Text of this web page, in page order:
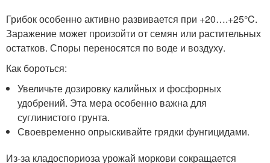
Грибок особенно активно развивается при +20….+25°C.
Заражение может произойти от семян или растительных
остатков. Споры переносятся по воде и воздуху.
Как бороться:
Увеличьте дозировку калийных и фосфорных
удобрений. Эта мера особенно важна для
суглинистого грунта.
Своевременно опрыскивайте грядки фунгицидами.
Из-за кладоспориоза урожай моркови сокращается